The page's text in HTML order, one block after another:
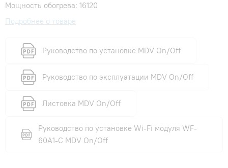
Мощность обогрева: 16120
Подробнее о товаре
Руководство по установке MDV On/Off
Руководство по эксплуатации MDV On/Off
Листовка MDV On/Off
Руководство по установке Wi-Fi модуля WF-
60A1-C MDV On/Off